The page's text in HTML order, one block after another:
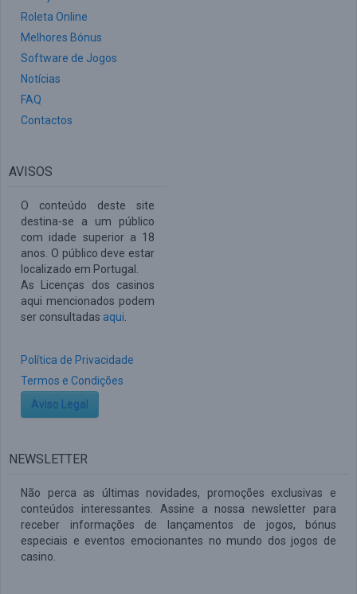
Roleta Online
Melhores Bónus
Software de Jogos
Notícias
FAQ
Contactos
AVISOS
O conteúdo deste site
destina-se a um público
com idade superior a 18
anos. O público deve estar
localizado em Portugal.
As Licenças dos casinos
aqui mencionados podem
ser consultadas aqui
Política de Privacidade
Termos e Condições
Aviso Legal
NEWSLETTER
Não perca as últimas novidades, promoções exclusivas e
conteúdos interessantes. Assine a nossa newsletter para
receber informações de lançamentos de jogos, bónus
especiais e eventos emocionantes no mundo dos jogos de
casino.